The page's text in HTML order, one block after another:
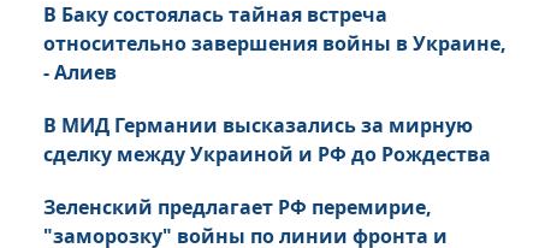
В Баку состоялась тайная встреча
относительно завершения войны в Украине,
- Алиев
В МИД Германии высказались за мирную
сделку между Украиной и РФ до Рождества
Зеленский предлагает РФ перемирие,
"заморозку" войны по линии фронта и